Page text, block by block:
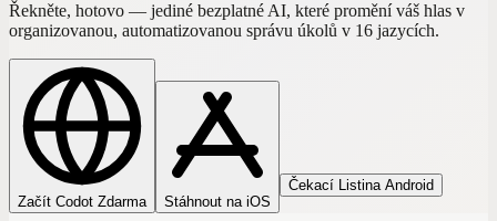
Řekněte, hotovo — jediné bezplatné AI, které promění váš hlas v
organizovanou, automatizovanou správu úkolů v 16 jazycích.
Začít Codot Zdarma Stáhnout na iOS
Čekací Listina Android